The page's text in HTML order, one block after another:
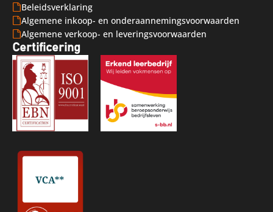
Beleidsverklaring
Algemene inkoop- en onderaannemingsvoorwaarden
Algemene verkoop- en leveringsvoorwaarden
Certificering